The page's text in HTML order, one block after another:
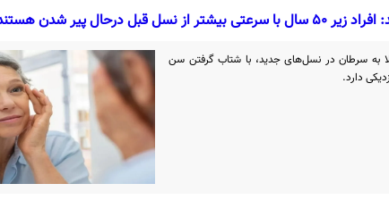
از نسل قبل درحال پیر شدن هستند
به سرطان در نسل‌های جدید، با شتاب گرفتن سن
دارد.